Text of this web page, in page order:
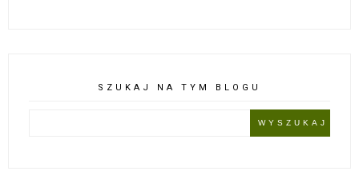
SZUKAJ NA TYM BLOGU